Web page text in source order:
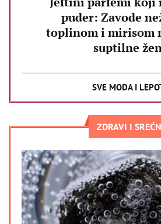
puder: Zavode
toplinom i mirisom
suptilne
SVE MODA I
ZDRAVI I